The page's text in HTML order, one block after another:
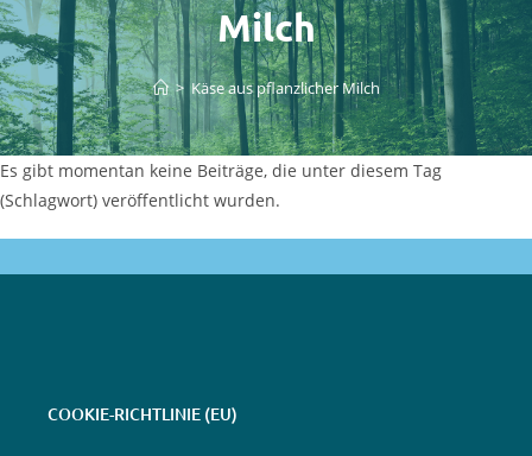
Milch
> Käse aus pflanzlicher Milch
Es gibt momentan keine Beiträge, die unter diesem Tag
(Schlagwort) veröffentlicht wurden.
COOKIE-RICHTLINIE (EU)